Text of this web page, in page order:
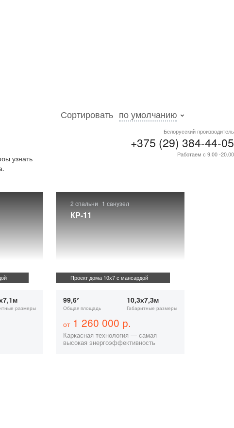
Белорусский производитель
+375 (29) 384-44-05
Работаем с 9.00 -20.00
Сортировать по умолчанию
узнать
размеры
2 спальни 1 санузел
КР-11
Проект дома 10х7 с мансардой
99,6²
Общая площадь
10,3х7,3м
Габаритные размеры
от1 260 000 р.
Каркасная технология — самая
высокая энергоэффективность